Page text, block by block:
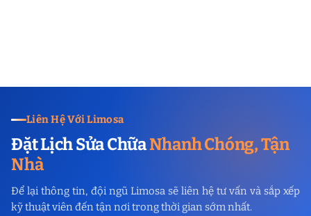
Liên Hệ Với Limosa
Đặt Lịch Sửa ChữaNhanh Chóng, Tận
Nhà
Để lại thông tin, đội ngũ Limosa sẽ liên hệ tư vấn và sắp xếp
kỹ thuật viên đến tận nơi trong thời gian sớm nhất.